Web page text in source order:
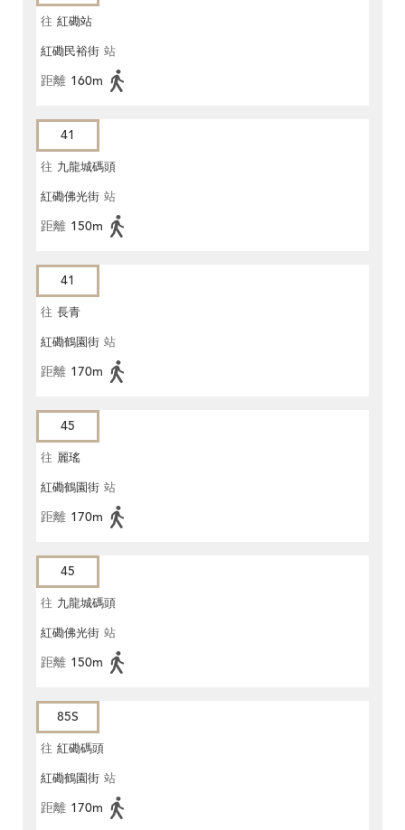
往 紅磡站
紅磡民裕街 站
距離 160m
41
往 九龍城碼頭
紅磡佛光街 站
距離 150m
41
往 長青
紅磡鶴園街 站
距離 170m
45
往 麗瑤
紅磡鶴園街 站
距離 170m
45
往 九龍城碼頭
紅磡佛光街 站
距離 150m
85S
往 紅磡碼頭
紅磡鶴園街 站
距離 170m